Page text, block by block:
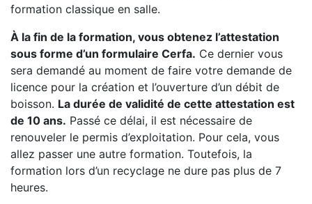
formation classique en salle.
À la fin de la formation, vous obtenez l’attestation
sous forme d’un formulaire Cerfa. Ce dernier vous
sera demandé au moment de faire votre demande de
licence pour la création et l’ouverture d’un débit de
boisson. La durée de validité de cette attestation est
de 10 ans. Passé ce délai, il est nécessaire de
renouveler le permis d’exploitation. Pour cela, vous
allez passer une autre formation. Toutefois, la
formation lors d’un recyclage ne dure pas plus de 7
heures.